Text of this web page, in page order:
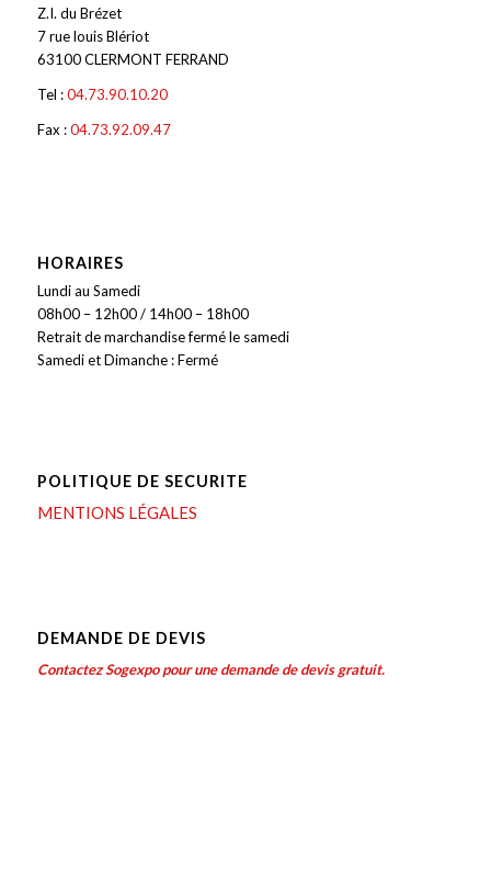
Z.I. du Brézet
7 rue louis Blériot
63100 CLERMONT FERRAND
Tel :04.73.90.10.20
Fax :04.73.92.09.47
HORAIRES
Lundi au Samedi
08h00 – 12h00 / 14h00 – 18h00
Retrait de marchandise fermé le samedi
Samedi et Dimanche : Fermé
POLITIQUE DE SECURITE
MENTIONS LÉGALES
DEMANDE DE DEVIS
Contactez Sogexpo pour une demande de devis gratuit.